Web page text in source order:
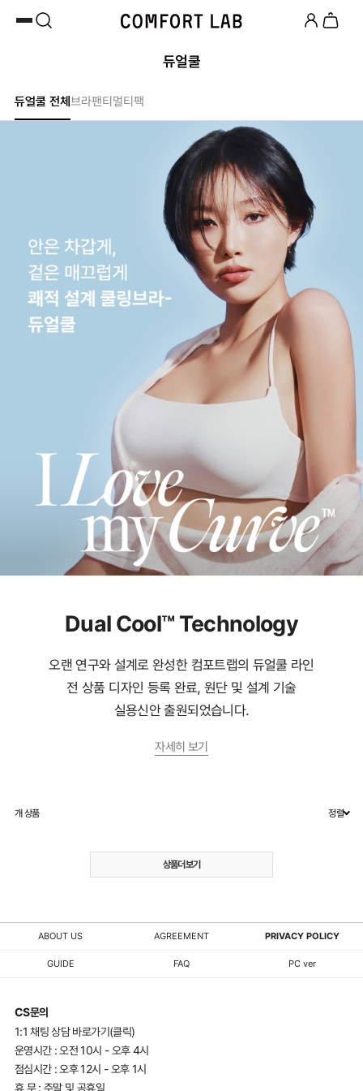
카카오채널 추가하고 10,000원 쿠폰 받기
듀얼쿨
듀얼쿨 전체브라팬티멀티팩
Dual Cool™ Technology
오랜 연구와 설계로 완성한 컴포트랩의 듀얼쿨 라인
전 상품 디자인 등록 완료, 원단 및 설계 기술
실용신안 출원되었습니다.
자세히 보기
개 상품 정렬
상품더보기
ABOUT US AGREEMENT PRIVACY POLICY
GUIDE FAQ PC ver
CS문의
1:1 채팅 상담 바로가기(클릭)
운영시간 : 오전 10시 - 오후 4시
점심시간 : 오후 12시 - 오후 1시
휴 무 : 주말 및 공휴일